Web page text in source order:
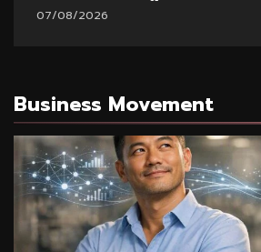
07/08/2026
Business Movement